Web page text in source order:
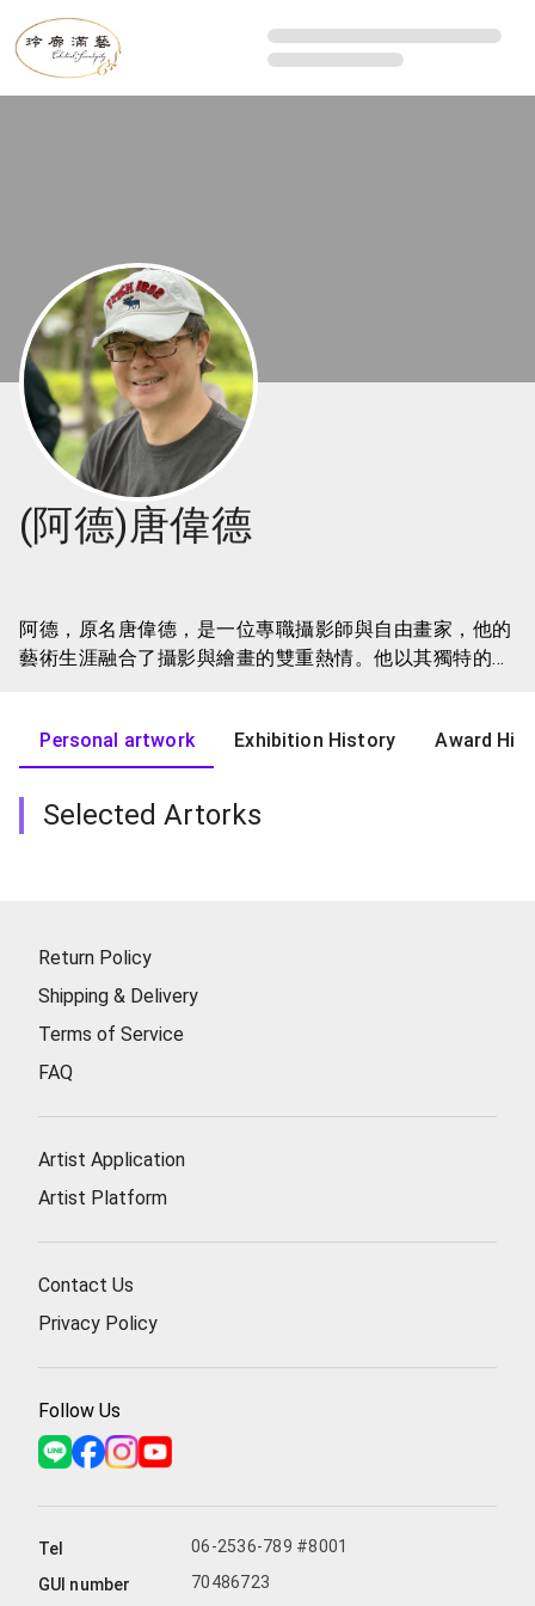
(阿德)唐偉德
阿德，原名唐偉德，是一位專職攝影師與自由畫家，他的
藝術生涯融合了攝影與繪畫的雙重熱情。他以其獨特的視
是壯麗的自然風光，還是充滿人文氣息的市井小巷，都在
他的畫作中得到了生動的再現。阿德的畫作常常充滿了細
膩的情感和真實的生活氣息，讓人感受到那一刻的美好與
感動。他希望通過自己的藝術，將那些美好的回憶和瞬間
Personal artwork Exhibition History Award
Selected Artorks
Return Policy
Shipping & Delivery
Terms of Service
FAQ
Artist Application
Artist Platform
Contact Us
Privacy Policy
Follow Us
Tel
06-2536-789 #8001
GUI number
70486723